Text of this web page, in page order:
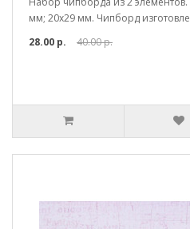
мм; 20х29 мм. Чипборд
28.00 р.
40.00 р.